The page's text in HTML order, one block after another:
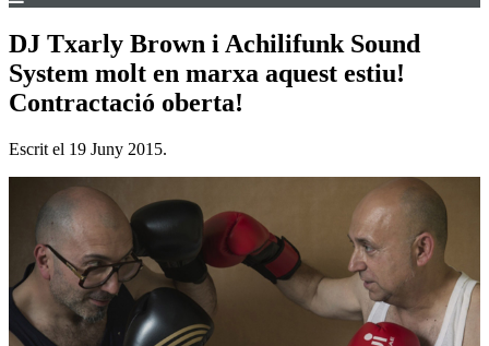
DJ Txarly Brown i Achilifunk Sound
System molt en marxa aquest estiu!
Contractació oberta!
Escrit el 19 Juny 2015.